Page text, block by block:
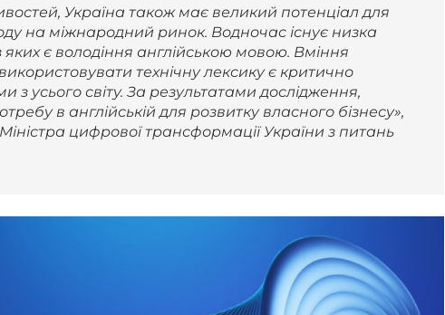
Україна також має великий потенціал для
на міжнародний ринок. Водночас існує низка
є володіння англійською мовою. Вміння
технічну лексику є критично
усього світу. За результатами дослідження,
в англійській для розвитку власного бізнесу»,
цифрової трансформації України з питань